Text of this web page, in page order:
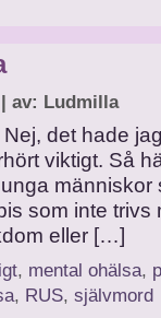
| av: Ludmilla
det hade
viktigt. Så
människor
som inte trivs
eller […]
, mental ohälsa,
, RUS, självmord